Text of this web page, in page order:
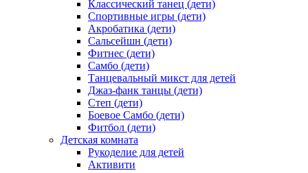
Классический танец (дети)
Спортивные игры (дети)
Акробатика (дети)
Сальсейшн (дети)
Фитнес (дети)
Самбо (дети)
Танцевальный микст для детей
Джаз-фанк танцы (дети)
Степ (дети)
Боевое Самбо (дети)
Фитбол (дети)
Детская комната
Рукоделие для детей
Активити